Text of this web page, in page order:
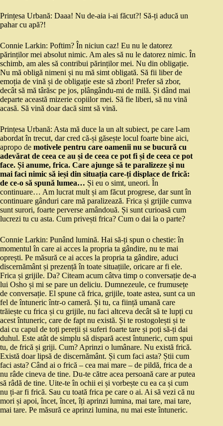
Prințesa Urbană: Daaa! Nu de-aia i-ai făcut?! Să-ți aducă un
pahar cu apă?!
Connie Larkin: Poftim? În niciun caz! Eu nu le datorez
părinților mei absolut nimic. Am ales să nu le datorez nimic. În
schimb, am ales să contribui părinților mei. Nu din obligație.
Nu mă obligă nimeni și nu mă simt obligată. Să fii liber de
emoția de vină și de obligație este să zbori! Prefer să zbor,
decât să mă târăsc pe jos, plângându-mi de milă. Și dând mai
departe această mizerie copiilor mei. Să fie liberi, să nu vină
acasă. Să vină doar dacă simt să vină.
Prințesa Urbană: Asta mă duce la un alt subiect, pe care l-am
abordat în trecut, dar cred că-și găsește locul foarte bine aici,
apropo de motivele pentru care oamenii nu se bucură cu
adevărat de ceea ce au și de ceea ce pot fi și de ceea ce pot
face. Și anume, frica. Care ajunge să te paralizeze și nu
mai faci nimic să ieși din situația care-ți displace de frică:
de ce-o să spună lumea… Și eu o simt, uneori. În
continuare… Am lucrat mult și am făcut progrese, dar sunt în
continuare gânduri care mă paralizează. Frica și grijile cumva
sunt surori, foarte perverse amândouă. Și sunt curioasă cum
lucrezi tu cu asta. Cum privești frica? Cum o dai la o parte?
Connie Larkin: Punând lumină. Hai să-ți spun o chestie: în
momentul în care ai acces la propria ta gândire, nu te mai
oprești. Pe măsură ce ai acces la propria ta gândire, aduci
discernământ și prezență în toate situațiile, oricare ar fi ele.
Frica și grijile. Da? Citeam acum câtva timp o conversație de-a
lui Osho și mi se pare un deliciu. Dumnezeule, ce frumusețe
de conversație. El spune că frica, grijile, toate astea, sunt ca un
fel de întuneric într-o cameră. Și tu, ca ființă umană care
trăiește cu frica și cu grijile, nu faci altceva decât să te lupți cu
acest întuneric, care de fapt nu există. Și te rostogolești și te
dai cu capul de toți pereții și suferi foarte tare și poți să-ți dai
duhul. Este atât de simplu să dispară acest întuneric, cum spui
tu, de frică și griji. Cum? Aprinzi o lumânare. Nu există frică.
Există doar lipsă de discernământ. Și cum faci asta? Știi cum
faci asta? Când ai o frică – cea mai mare – de pildă, frica de a
nu râde cineva de tine. Du-te către acea persoană care ar putea
să râdă de tine. Uite-te în ochii ei și vorbește cu ea ca și cum
nu ți-ar fi frică. Sau cu toată frica pe care o ai. Ai să vezi că nu
mori și apoi, încet, încet, îți aprinzi lumina, mai tare, mai tare,
mai tare. Pe măsură ce aprinzi lumina, nu mai este întuneric.